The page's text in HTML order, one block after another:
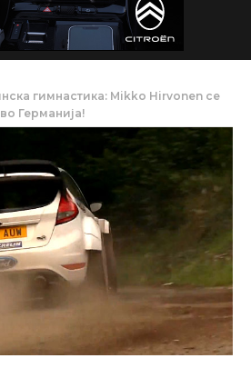
гимнастика: Mikko Hirvonen се
Германија!